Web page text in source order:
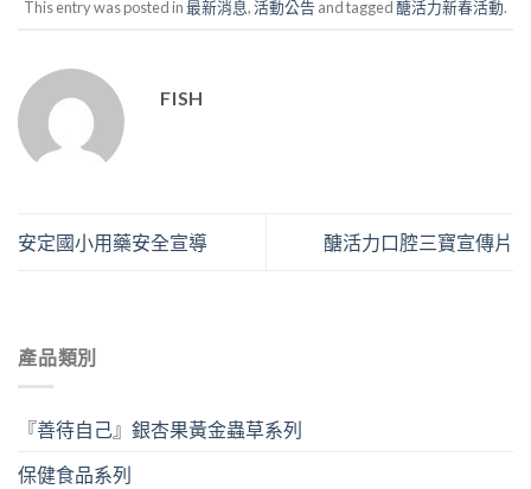
This entry was posted in最新消息,活動公告 and tagged醣活力新春活動.
FISH
安定國小用藥安全宣導 醣活力口腔三寶宣傳片
產品類別
『善待自己』銀杏果黃金蟲草系列
保健食品系列